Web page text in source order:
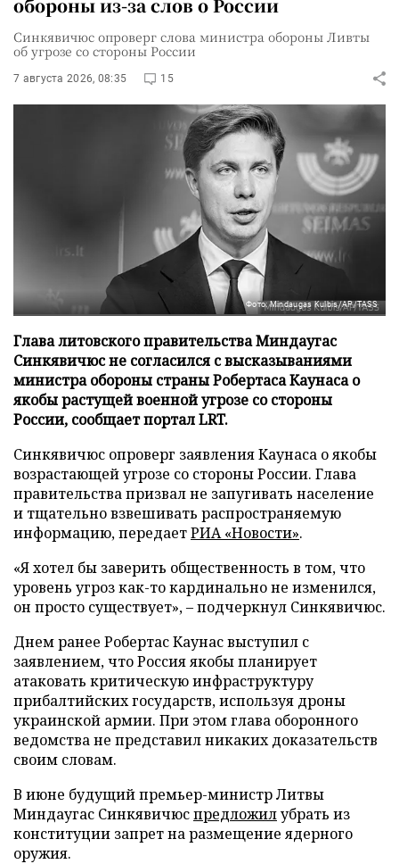
Синкявичюс опроверг слова министра обороны Ливты
об угрозе со стороны России
7 августа 2026, 08:35 15
Фото: Mindaugas Kulbis/AP/TASS
Глава литовского правительства Миндаугас
Синкявичюс не согласился с высказываниями
министра обороны страны Робертаса Каунаса о
якобы растущей военной угрозе со стороны
России, сообщает портал LRT.
Синкявичюс опроверг заявления Каунаса о якобы
возрастающей угрозе со стороны России. Глава
правительства призвал не запугивать население
и тщательно взвешивать распространяемую
информацию, передаетРИА «Новости».
«Я хотел бы заверить общественность в том, что
уровень угроз как-то кардинально не изменился,
он просто существует», – подчеркнул Синкявичюс.
Днем ранее Робертас Каунас выступил с
заявлением, что Россия якобы планирует
атаковать критическую инфраструктуру
прибалтийских государств, используя дроны
украинской армии. При этом глава оборонного
ведомства не представил никаких доказательств
своим словам.
В июне будущий премьер-министр Литвы
Миндаугас Синкявичюспредложилубрать из
конституции запрет на размещение ядерного
оружия.